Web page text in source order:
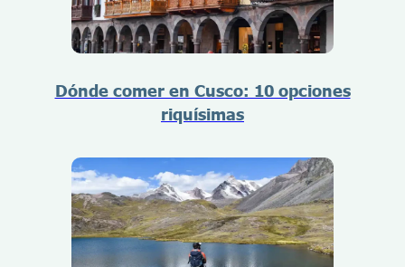
Dónde comer en Cusco: 10 opciones
riquísimas